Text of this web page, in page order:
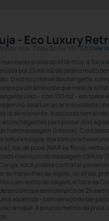
- Eco Luxury
464 , Tibau Do Sul 59178000Ver
belas praias do Atlântico, a Toca
por 25 mil m2 de jardins muito
O estilo colonial dos bangalôs,
espaço um ambiente que mescla
Luxo – com 130 m2 – em todos
no solarium ao ar livre e basta
lá de relaxante. A pousada tem
aconchegantes para passar dias
hidromassagem (interna).
leitura e jogos, loja com os
bar de praia (MAR by Toca),
e serviços de massagem (SPA by
você poderá contratar passeios
as maravilhas da região, ou ainda,
o seu estilo de viagem, a Toca da
com raia semiolímpica de 25
aquecida – com serviço de bar
drinque. A poucos metros da praia,